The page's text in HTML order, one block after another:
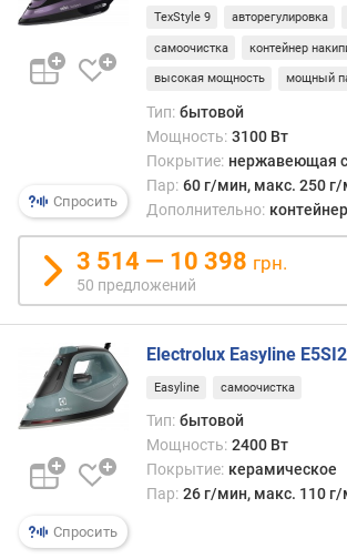
ш
в
ы
р
о
и
т
д
о
р
о
г
х
к
Спросить
TexStyle 9 авторегулировка
самоочистка контейнер
высокая мощность мощный
Тип: бытовой
Мощность: 3100 Вт
Покрытие: нержавеющая
Пар: 60 г/мин, макс. 250
Дополнительно:
3 514 — 10 398 грн.
50 предложений
Спросить
Electrolux Easyline
Easyline самоочистка
Тип: бытовой
Мощность: 2400 Вт
Покрытие: керамическое
Пар: 26 г/мин, макс. 110